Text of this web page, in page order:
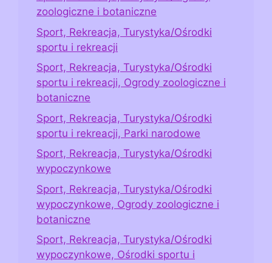
zoologiczne i botaniczne
Sport, Rekreacja, Turystyka/Ośrodki
sportu i rekreacji
Sport, Rekreacja, Turystyka/Ośrodki
sportu i rekreacji, Ogrody zoologiczne i
botaniczne
Sport, Rekreacja, Turystyka/Ośrodki
sportu i rekreacji, Parki narodowe
Sport, Rekreacja, Turystyka/Ośrodki
wypoczynkowe
Sport, Rekreacja, Turystyka/Ośrodki
wypoczynkowe, Ogrody zoologiczne i
botaniczne
Sport, Rekreacja, Turystyka/Ośrodki
wypoczynkowe, Ośrodki sportu i